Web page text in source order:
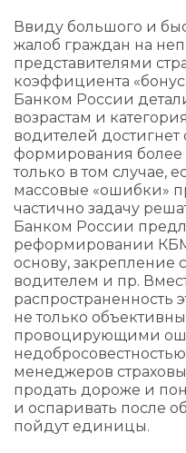
Ввиду большого и
жалоб граждан на
представителями
коэффициента
Банком России
возрастам и
водителей
формирования
только в том случае,
массовые «ошибки»
частично задачу
Банком России
реформировании
основу, закрепление
водителем и пр.
распространенность
не только
провоцирующими
менеджеров
продать дороже и
и оспаривать после
пойдут единицы.